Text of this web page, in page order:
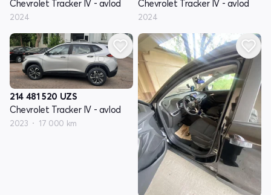
Chevrolet Tracker IV - avlod
2024
Chevrolet Tracker IV - avlod
2024
214 481 520 UZS
Chevrolet Tracker IV - avlod
2023 17 000 km